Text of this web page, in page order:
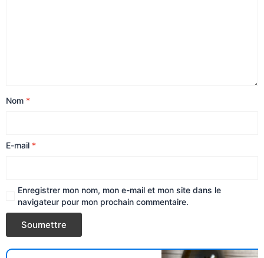
Nom *
E-mail *
Enregistrer mon nom, mon e-mail et mon site dans le
navigateur pour mon prochain commentaire.